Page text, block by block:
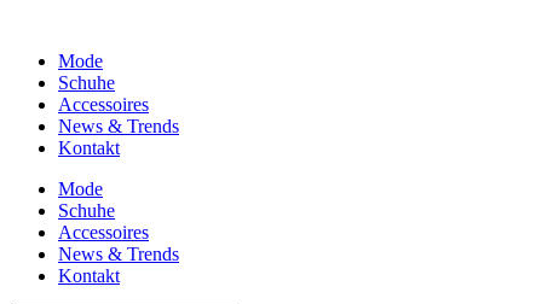
wechselnMode
Schuhe
Accessoires
News & Trends
Kontakt
Mode
Schuhe
Accessoires
News & Trends
Kontakt